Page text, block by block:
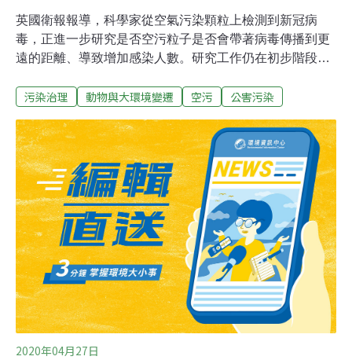
英國衛報報導，科學家從空氣污染顆粒上檢測到新冠病
毒，正進一步研究是否空污粒子是否會帶著病毒傳播到更
遠的距離、導致增加感染人數。研究工作仍在初步階段，
及是否足以致病。義大利博洛尼亞大學科學家萊昂納多．
個都會區和一個工業區蒐集了室外空氣污染樣本，從多個
樣本中檢出了新冠病毒的高度特有基因。最後在獨立實驗
室進行盲測，確認檢測結果。塞蒂說，必須研究這種病毒
是否會經由空氣污染更大規模地傳播。塞蒂研究團隊的統
計分析顯示，空氣污染的嚴重程度可以解釋義大利北部部
分地區封城前較高的感染率，這個觀點獲得另一項初步分
析的支持。該地區是全歐洲空氣污染極度嚴重的地區。
污染治理 動物與大環境變遷 空污 公害污染
2020年04月27日